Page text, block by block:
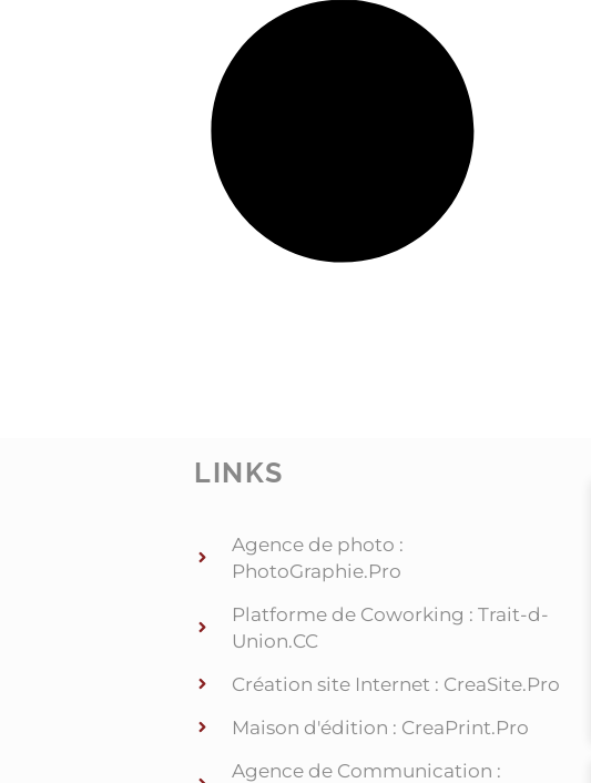
LINKS
Agence de photo :
PhotoGraphie.Pro
Platforme de Coworking : Trait-d-
Union.CC
Création site Internet : CreaSite.Pro
Maison d'édition : CreaPrint.Pro
Agence de Communication :